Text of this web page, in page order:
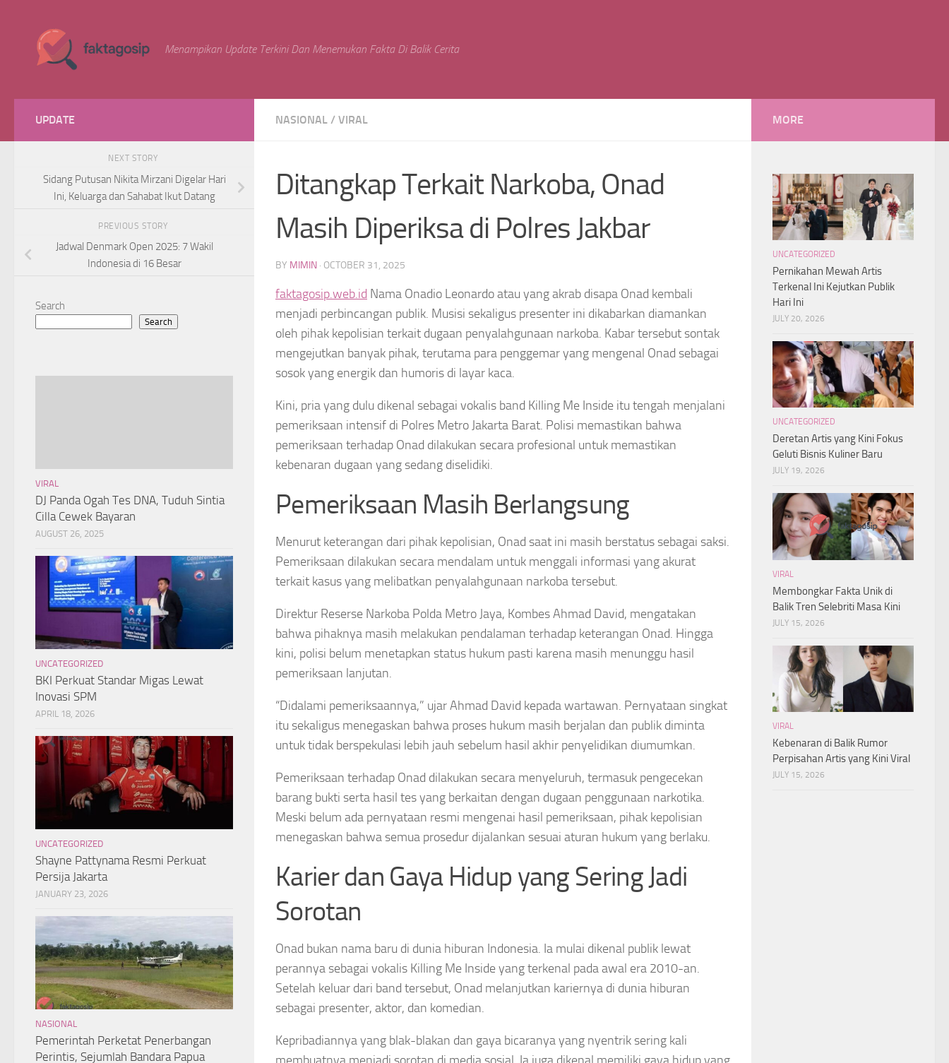
Menampikan Update Terkini Dan Menemukan Fakta Di Balik Cerita
NASIONAL / VIRAL
Ditangkap Terkait Narkoba, Onad
Masih Diperiksa di Polres Jakbar
BY MIMIN · OCTOBER 31, 2025
faktagosip.web.id Nama Onadio Leonardo atau yang akrab disapa Onad kembali
menjadi perbincangan publik. Musisi sekaligus presenter ini dikabarkan diamankan
oleh pihak kepolisian terkait dugaan penyalahgunaan narkoba. Kabar tersebut sontak
mengejutkan banyak pihak, terutama para penggemar yang mengenal Onad sebagai
sosok yang energik dan humoris di layar kaca.
Kini, pria yang dulu dikenal sebagai vokalis band Killing Me Inside itu tengah menjalani
pemeriksaan intensif di Polres Metro Jakarta Barat. Polisi memastikan bahwa
pemeriksaan terhadap Onad dilakukan secara profesional untuk memastikan
kebenaran dugaan yang sedang diselidiki.
Pemeriksaan Masih Berlangsung
Menurut keterangan dari pihak kepolisian, Onad saat ini masih berstatus sebagai saksi.
Pemeriksaan dilakukan secara mendalam untuk menggali informasi yang akurat
terkait kasus yang melibatkan penyalahgunaan narkoba tersebut.
Direktur Reserse Narkoba Polda Metro Jaya, Kombes Ahmad David, mengatakan
bahwa pihaknya masih melakukan pendalaman terhadap keterangan Onad. Hingga
kini, polisi belum menetapkan status hukum pasti karena masih menunggu hasil
pemeriksaan lanjutan.
“Didalami pemeriksaannya,” ujar Ahmad David kepada wartawan. Pernyataan singkat
itu sekaligus menegaskan bahwa proses hukum masih berjalan dan publik diminta
untuk tidak berspekulasi lebih jauh sebelum hasil akhir penyelidikan diumumkan.
Pemeriksaan terhadap Onad dilakukan secara menyeluruh, termasuk pengecekan
barang bukti serta hasil tes yang berkaitan dengan dugaan penggunaan narkotika.
Meski belum ada pernyataan resmi mengenai hasil pemeriksaan, pihak kepolisian
menegaskan bahwa semua prosedur dijalankan sesuai aturan hukum yang berlaku.
Karier dan Gaya Hidup yang Sering Jadi
Sorotan
Onad bukan nama baru di dunia hiburan Indonesia. Ia mulai dikenal publik lewat
perannya sebagai vokalis Killing Me Inside yang terkenal pada awal era 2010-an.
Setelah keluar dari band tersebut, Onad melanjutkan kariernya di dunia hiburan
sebagai presenter, aktor, dan komedian.
Kepribadiannya yang blak-blakan dan gaya bicaranya yang nyentrik sering kali
UPDATE
NEXT STORY
Sidang Putusan Nikita Mirzani Digelar Hari
Ini, Keluarga dan Sahabat Ikut Datang
PREVIOUS STORY
Jadwal Denmark Open 2025: 7 Wakil
Indonesia di 16 Besar
Search
Search
VIRAL
DJ Panda Ogah Tes DNA, Tuduh Sintia
Cilla Cewek Bayaran
AUGUST 26, 2025
UNCATEGORIZED
BKI Perkuat Standar Migas Lewat
Inovasi SPM
APRIL 18, 2026
UNCATEGORIZED
Shayne Pattynama Resmi Perkuat
Persija Jakarta
JANUARY 23, 2026
NASIONAL
Pemerintah Perketat Penerbangan
Perintis, Sejumlah Bandara Papua
MORE
UNCATEGORIZED
Pernikahan Mewah Artis
Terkenal Ini Kejutkan Publik
Hari Ini
JULY 20, 2026
UNCATEGORIZED
Deretan Artis yang Kini Fokus
Geluti Bisnis Kuliner Baru
JULY 19, 2026
VIRAL
Membongkar Fakta Unik di
Balik Tren Selebriti Masa Kini
JULY 15, 2026
VIRAL
Kebenaran di Balik Rumor
Perpisahan Artis yang Kini Viral
JULY 15, 2026